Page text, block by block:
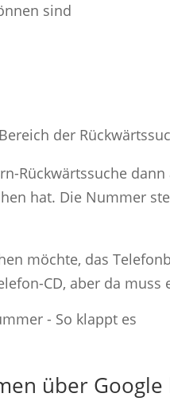
sind
der
Rückwärtssuche
hat. Die Nummer
möchte, das
CD, aber da
über